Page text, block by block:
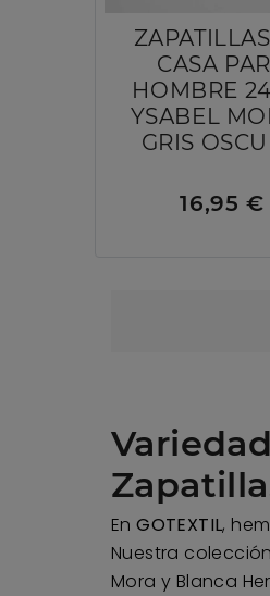
CASA
HOMBRE
YSABEL
GRIS
16,95 €
EnGOTEXTIL,
Nuestra
Mora y Blanca